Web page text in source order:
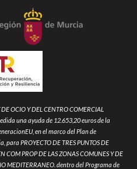
OCIO Y DEL CENTRO COMERCIAL
una ayuda de 12.653,20 euros de la
en el marco del Plan de
PROYECTO DE TRES PUNTOS DE
COM PROP DE LAS ZONAS COMUNES Y DE
MEDITERRANEO. dentro del Programa de